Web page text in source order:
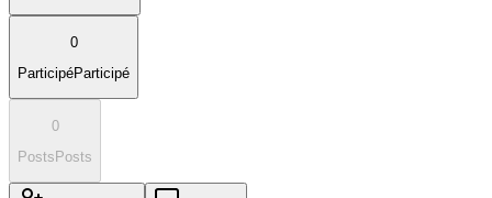
0
ParticipéParticipé
0
Posts Posts